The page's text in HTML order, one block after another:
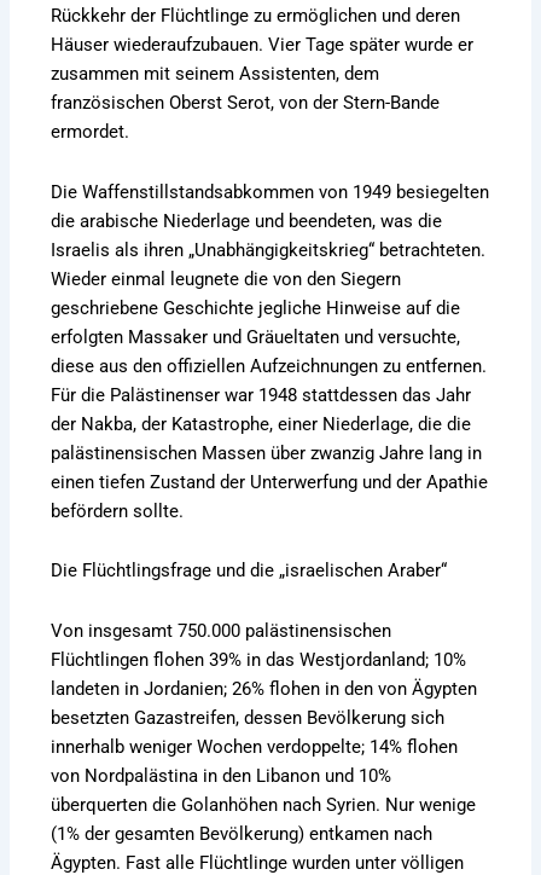
Rückkehr der Flüchtlinge zu ermöglichen und deren
Häuser wiederaufzubauen. Vier Tage später wurde er
zusammen mit seinem Assistenten, dem
französischen Oberst Serot, von der Stern-Bande
ermordet.
Die Waffenstillstandsabkommen von 1949 besiegelten
die arabische Niederlage und beendeten, was die
Israelis als ihren „Unabhängigkeitskrieg“ betrachteten.
Wieder einmal leugnete die von den Siegern
geschriebene Geschichte jegliche Hinweise auf die
erfolgten Massaker und Gräueltaten und versuchte,
diese aus den offiziellen Aufzeichnungen zu entfernen.
Für die Palästinenser war 1948 stattdessen das Jahr
der Nakba, der Katastrophe, einer Niederlage, die die
palästinensischen Massen über zwanzig Jahre lang in
einen tiefen Zustand der Unterwerfung und der Apathie
befördern sollte.
Die Flüchtlingsfrage und die „israelischen Araber“
Von insgesamt 750.000 palästinensischen
Flüchtlingen flohen 39% in das Westjordanland; 10%
landeten in Jordanien; 26% flohen in den von Ägypten
besetzten Gazastreifen, dessen Bevölkerung sich
innerhalb weniger Wochen verdoppelte; 14% flohen
von Nordpalästina in den Libanon und 10%
überquerten die Golanhöhen nach Syrien. Nur wenige
(1% der gesamten Bevölkerung) entkamen nach
Ägypten. Fast alle Flüchtlinge wurden unter völligen